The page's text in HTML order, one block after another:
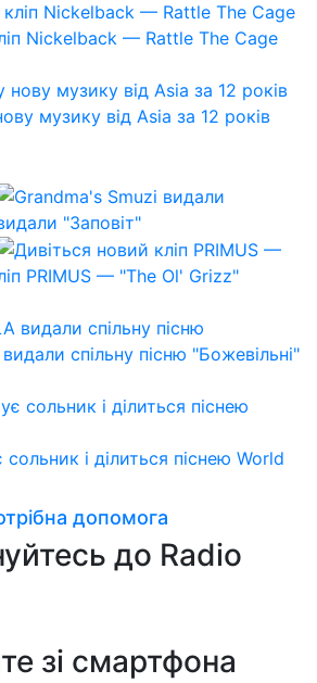
Nickelback — Rattle The Cage
музику від Asia за 12 років
"Заповіт"
PRIMUS — "The Ol' Grizz"
спільну пісню "Божевільні"
і ділиться піснею World
допомога
до Radio
зі смартфона